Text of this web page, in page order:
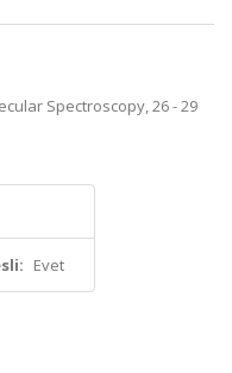
Spectroscopy, 26 - 29
Evet